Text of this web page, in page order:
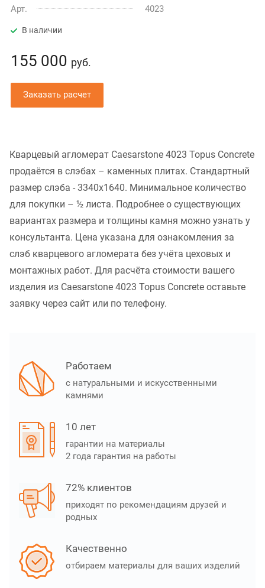
Арт.
4023
В наличии
155 000 руб.
Заказать расчет
Кварцевый агломерат Caesarstone 4023 Topus Concrete
продаётся в слэбах – каменных плитах. Стандартный
размер слэба - 3340x1640. Минимальное количество
для покупки – ½ листа. Подробнее о существующих
вариантах размера и толщины камня можно узнать у
консультанта. Цена указана для ознакомления за
слэб кварцевого агломерата без учёта цеховых и
монтажных работ. Для расчёта стоимости вашего
изделия из Caesarstone 4023 Topus Concrete оставьте
заявку через сайт или по телефону.
Работаем
с натуральными и искусственными
камнями
10 лет
гарантии на материалы
2 года гарантия на работы
72% клиентов
приходят по рекомендациям друзей и
родных
Качественно
отбираем материалы для ваших изделий